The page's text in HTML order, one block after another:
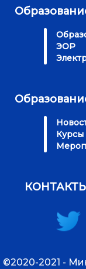
ЭОР
Курсы
©2020-2021 -